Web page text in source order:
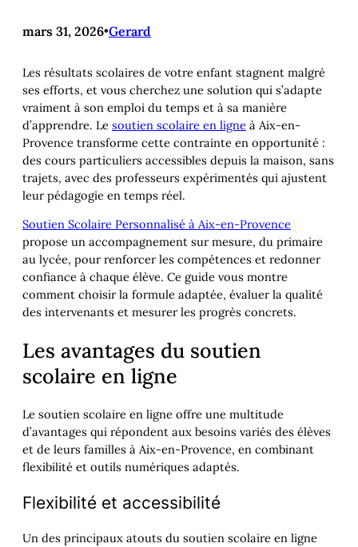
mars 31, 2026•Gerard
Les résultats scolaires de votre enfant stagnent malgré
ses efforts, et vous cherchez une solution qui s’adapte
vraiment à son emploi du temps et à sa manière
d’apprendre. Le soutien scolaire en ligne à Aix-en-
Provence transforme cette contrainte en opportunité :
des cours particuliers accessibles depuis la maison, sans
trajets, avec des professeurs expérimentés qui ajustent
leur pédagogie en temps réel.
Soutien Scolaire Personnalisé à Aix-en-Provence
propose un accompagnement sur mesure, du primaire
au lycée, pour renforcer les compétences et redonner
confiance à chaque élève. Ce guide vous montre
comment choisir la formule adaptée, évaluer la qualité
des intervenants et mesurer les progrès concrets.
Les avantages du soutien
scolaire en ligne
Le soutien scolaire en ligne offre une multitude
d’avantages qui répondent aux besoins variés des élèves
et de leurs familles à Aix-en-Provence, en combinant
flexibilité et outils numériques adaptés.
Flexibilité et accessibilité
Un des principaux atouts du soutien scolaire en ligne